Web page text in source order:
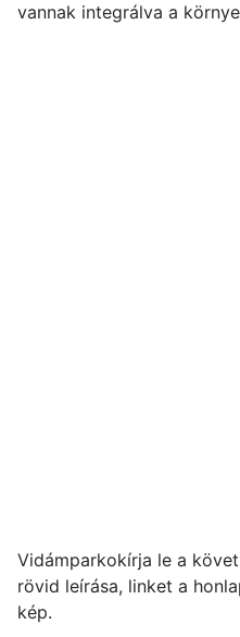
vannak integrálva a
Vidámparkokírja le a
rövid leírása, linket a
kép.